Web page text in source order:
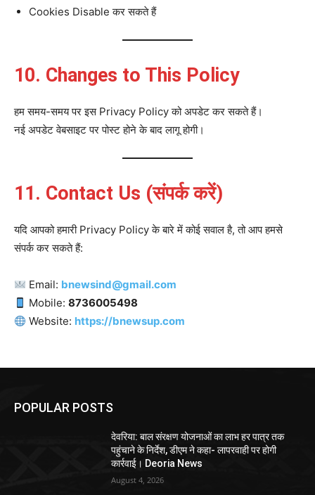
Cookies Disable कर सकते हैं
10. Changes to This Policy
हम समय-समय पर इस Privacy Policy को अपडेट कर सकते हैं।
नई अपडेट वेबसाइट पर पोस्ट होने के बाद लागू होगी।
11. Contact Us (संपर्क करें)
यदि आपको हमारी Privacy Policy के बारे में कोई सवाल है, तो आप हमसे
संपर्क कर सकते हैं:
Email: bnewsind@gmail.com
Mobile:8736005498
Website: https://bnewsup.com
POPULAR POSTS
देवरिया: बाल संरक्षण योजनाओं का लाभ हर पात्र तक
पहुंचाने के निर्देश, डीएम ने कहा- लापरवाही पर होगी
कार्रवाई। Deoria News
August 4, 2026